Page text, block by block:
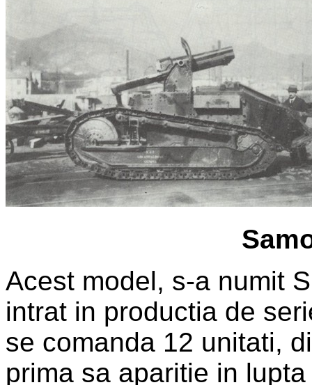
Acest model, s-a numit
intrat in productia de
se comanda 12 unitati,
prima sa aparitie in